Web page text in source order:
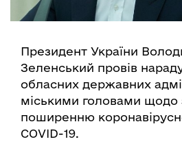
Президент України
Зеленський провів
обласних державних
міськими головами щодо
поширенню
COVID-19.